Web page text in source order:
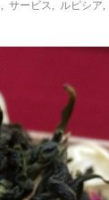
サービス ルピシア